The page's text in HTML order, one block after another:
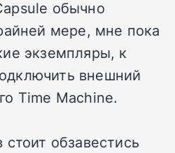
обычно
мере, мне пока
экземпляры, к
внешний
Time Machine.
обзавестись